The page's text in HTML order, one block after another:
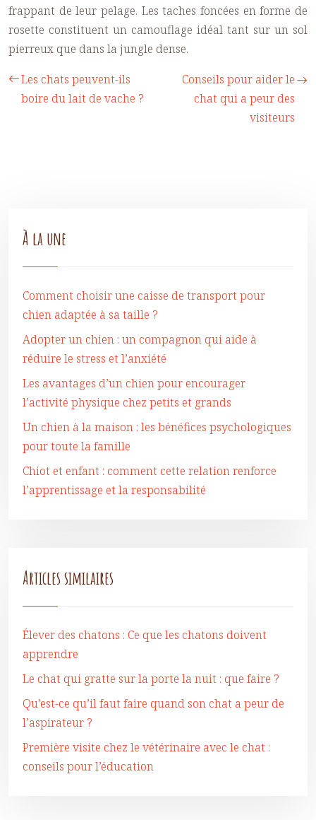
frappant de leur pelage. Les taches foncées en forme de
rosette constituent un camouflage idéal tant sur un sol
pierreux que dans la jungle dense.
Les chats peuvent-ils
boire du lait de vache ?
Conseils pour aider le
chat qui a peur des
visiteurs
À la une
Comment choisir une caisse de transport pour
chien adaptée à sa taille ?
Adopter un chien : un compagnon qui aide à
réduire le stress et l’anxiété
Les avantages d’un chien pour encourager
l’activité physique chez petits et grands
Un chien à la maison : les bénéfices psychologiques
pour toute la famille
Chiot et enfant : comment cette relation renforce
l’apprentissage et la responsabilité
Articles similaires
Élever des chatons : Ce que les chatons doivent
apprendre
Le chat qui gratte sur la porte la nuit : que faire ?
Qu’est-ce qu’il faut faire quand son chat a peur de
l’aspirateur ?
Première visite chez le vétérinaire avec le chat :
conseils pour l’éducation